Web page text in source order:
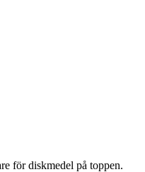
för diskmedel på toppen.